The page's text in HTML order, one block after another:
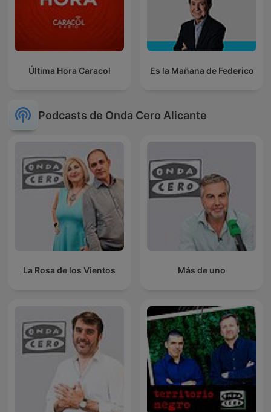
Última Hora Caracol Es la Mañana de Federico
Podcasts de Onda Cero Alicante
La Rosa de los Vientos Más de uno